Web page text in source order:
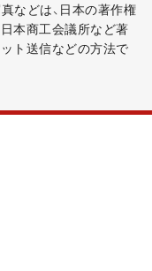
などは、日本の著作権
日本商工会議所など著
ト送信などの方法で